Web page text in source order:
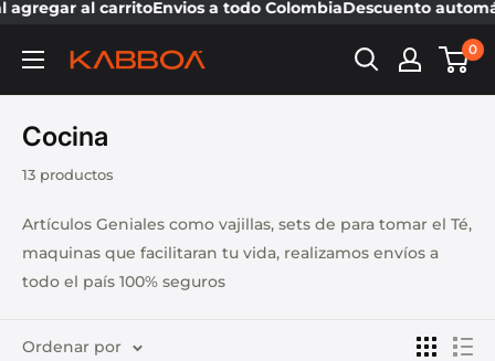
al carritoEnvios a todo ColombiaDescuento
0
Cocina
13 productos
Artículos Geniales como vajillas, sets de para tomar el Té,
maquinas que facilitaran tu vida, realizamos envíos a
todo el país 100% seguros
Ordenar por